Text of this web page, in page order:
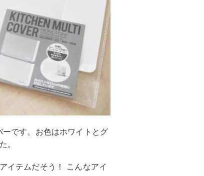
です。お色はホワイトとグ
。
イテムだそう！ こんなアイ